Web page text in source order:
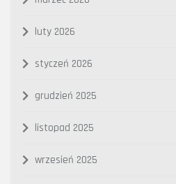
luty 2026
styczeń 2026
grudzień 2025
listopad 2025
wrzesień 2025